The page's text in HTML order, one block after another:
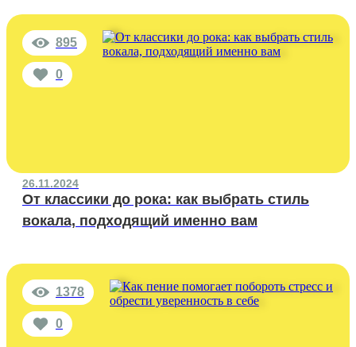
895
0
26.11.2024
От классики до рока: как выбрать стиль
вокала, подходящий именно вам
1378
0